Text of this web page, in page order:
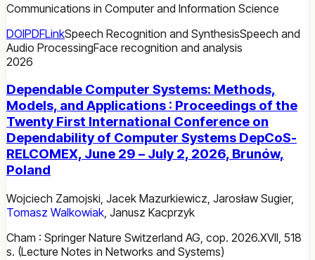
Communications in Computer and Information Science
DOIPDFLinkSpeech Recognition and SynthesisSpeech and
Audio ProcessingFace recognition and analysis
2026
Dependable Computer Systems: Methods,
Models, and Applications : Proceedings of the
Twenty First International Conference on
Dependability of Computer Systems DepCoS-
RELCOMEX, June 29 – July 2, 2026, Brunów,
Poland
Wojciech Zamojski, Jacek Mazurkiewicz, Jarosław Sugier,
Tomasz Walkowiak, Janusz Kacprzyk
Cham : Springer Nature Switzerland AG, cop. 2026.XVII, 518
s. (Lecture Notes in Networks and Systems)